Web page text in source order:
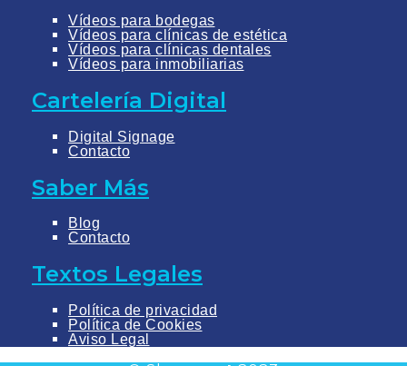
Vídeos para bodegas
Vídeos para clínicas de estética
Vídeos para clínicas dentales
Vídeos para inmobiliarias
Cartelería Digital
Digital Signage
Contacto
Saber Más
Blog
Contacto
Textos Legales
Política de privacidad
Política de Cookies
Aviso Legal